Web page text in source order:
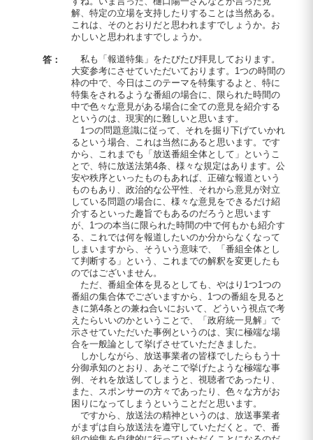
解、特定の立場を支持したりすることは当然ある。
これは、そのとおりだと思われますでしょうか。お
かしいと思われますでしょうか。
答：
私も「報道特集」をたびたび拝見しております。
大変参考にさせていただいております。1つの時間の
枠の中で、今日はこのテーマを特集するよと、特に
特集をされるような番組の場合に、限られた時間の
中で色々な意見がある場合に全ての意見を紹介する
というのは、現実的に難しいと思います。
1つの問題意識に従って、それを掘り下げていかれ
るという場合、これは当然にあると思います。です
から、これまでも「放送番組全体として」というこ
とで、特に放送法第4条、様々な規定はあります。公
安や秩序といったものもあれば、正確な報道という
ものもあり、政治的な公平性、それから意見が対立
している問題の場合に、様々な意見をできるだけ紹
介するといった趣旨でもあるのだろうと思います
が、1つの本当に限られた時間の中で何もかも紹介す
る、これでは何を報道したいのか分からなくなって
しまいますから、そういう意味で、「番組全体とし
て判断する」という、これまでの解釈を変更したも
のではございません。
ただ、番組全体を見るとしても、やはり1つ1つの
番組の集合体でございますから、1つの番組を見ると
きに第4条との兼ね合いにおいて、どういう視点で考
えたらいいのかということで、「政府統一見解」で
示させていただいた事例というのは、実に極端な場
合を一般論として挙げさせていただきました。
しかしながら、放送事業者の皆様でしたらもう十
分御承知のとおり、あそこで挙げたような極端な事
例、それを放送してしまうと、視聴者であったり、
また、スポンサーの方々であったり、色々な方がお
困りになってしまうということだと思います。
ですから、放送法の精神というのは、放送事業者
がまずは自ら放送法を遵守していただくと。で、番